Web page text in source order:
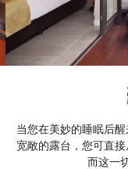
当您在美妙的睡眠后
宽敞的露台，您可直
而这一